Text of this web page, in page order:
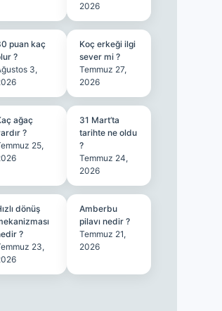
2026
puan kaç
?
3,
Koç erkeği ilgi
sever mi ?
Temmuz 27,
2026
ağaç
?
25,
31 Mart’ta
tarihte ne oldu
?
Temmuz 24,
2026
dönüş
?
23,
Amberbu
pilavı nedir ?
Temmuz 21,
2026